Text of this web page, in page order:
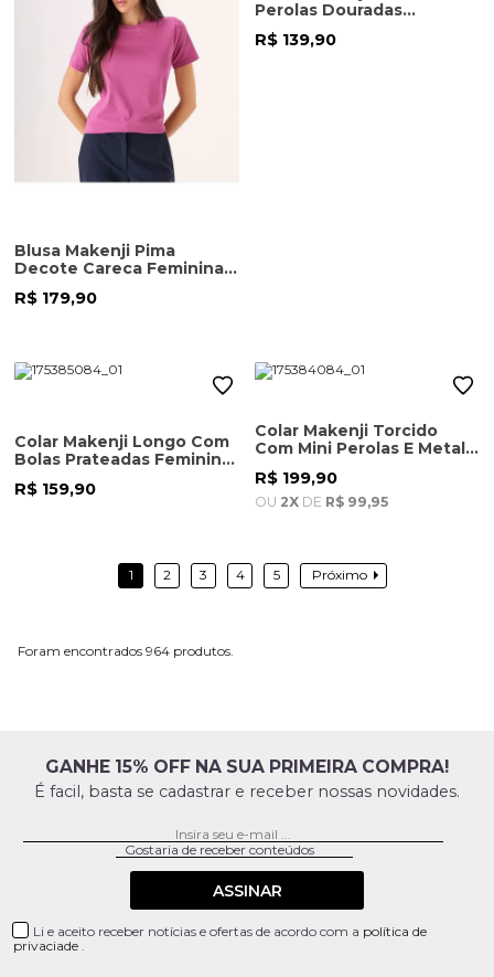
Blusa Makenji Pima
Decote Careca Feminina
Violeta
R$ 179,90
Perolas Douradas
Feminino Dourado
R$ 139,90
Colar Makenji Longo Com
Bolas Prateadas Feminino
Dourado
R$ 159,90
Colar Makenji Torcido
Com Mini Perolas E Metal
Feminino Dourado
R$ 199,90
OU 2X DE R$ 99,95
1 2 3 4 5 Próximo
964
GANHE 15% OFF NA SUA PRIMEIRA COMPRA!
É facil, basta se cadastrar e receber nossas novidades.
ASSINAR
Li e aceito receber notícias e ofertas de acordo com a política de
privaciade .